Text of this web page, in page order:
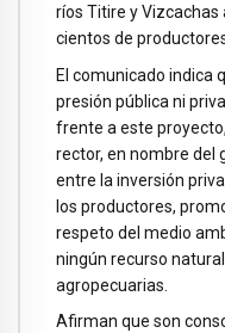
ríos Titire y Vizcachas
cientos de
El comunicado indica
presión pública ni
frente a este
rector, en nombre del
entre la inversión
los productores,
respeto del medio
ningún recurso
agropecuarias.
Afirman que son